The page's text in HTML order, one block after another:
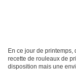
En ce jour de
recette de rouleaux de
disposition mais une